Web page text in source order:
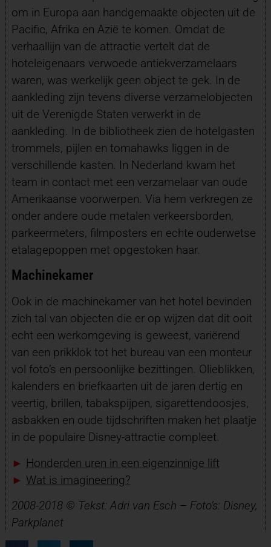
om in Europa aan handgemaakte objecten uit de
Pacific, Afrika en Azië te komen. Omdat de
verhaallijn van de attractie vertelt dat de
hoteleigenaars verwoede antiekverzamelaars
waren, was werkelijk geen object te gek. In de
aankleding zijn tevens diverse verzamelobjecten
uit de Verenigde Staten verwerkt in de
aankleding. In de bibliotheek zien de hotelgasten
trommels, pijlen en tomahawks liggen in de
verschillende kasten. In Nederland kwam het
team in contact met een verzamelaar van oude
Amerikaanse voorwerpen. Via hem verkregen ze
onder andere oude metalen verkeersborden,
parkeermeters, filmposters en echte ouderwetse
etalagepoppen met opgestoken haar.
Machinekamer
Ook in de machinekamer van het hotel bevinden
zich tal van objecten die er op wijzen dat dit ooit
echt een werkomgeving is geweest, variërend
van een prikklok tot het bureau van een monteur
vol foto’s en persoonlijke bezittingen. Olieblikken,
kalenders en briefkaarten uit de jaren dertig en
veertig, brillen, tabakspijpen, sigarettendoosjes,
asbakken en oude tijdschriften maken het plaatje
in de populaire Disney-attractie compleet.
► Honderden uren in een eigenzinnige lift
► Wat is imagineering?
2008-2018 © Tekst: Adri van Esch – Foto’s: Disney,
Parkplanet